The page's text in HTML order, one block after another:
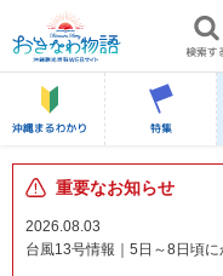
重要なお知らせ
2026.08.03
台風13号情報｜5日～8日頃